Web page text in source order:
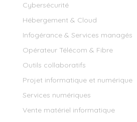
Cybersécurité
Hébergement & Cloud
Infogérance & Services managés
Opérateur Télécom & Fibre
Outils collaboratifs
Projet informatique et numérique
Services numériques
Vente matériel informatique